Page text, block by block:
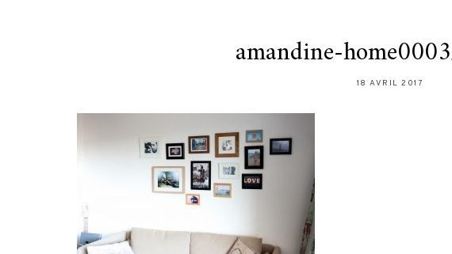
amandine-
18 AVRIL 2017